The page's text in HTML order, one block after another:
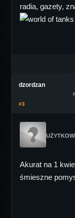
radia, gazety,
dzordzan
#3
Akurat na 1
śmieszne